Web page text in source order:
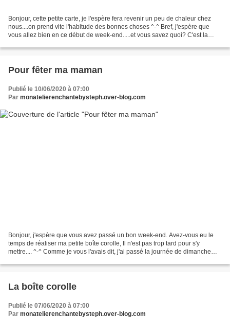
Bonjour, cette petite carte, je l'espère fera revenir un peu de chaleur chez
nous....on prend vite l'habitude des bonnes choses ^-^ Bref, j'espère que
vous allez bien en ce début de week-end.....et vous savez quoi? C'est la
Pour fêter ma maman
Publié le 10/06/2020 à 07:00
Par monatelierenchantebysteph.over-blog.com
Bonjour, j'espère que vous avez passé un bon week-end. Avez-vous eu le
temps de réaliser ma petite boîte corolle, Il n'est pas trop tard pour s'y
mettre.... ^-^ Comme je vous l'avais dit, j'ai passé la journée de dimanche
La boîte corolle
Publié le 07/06/2020 à 07:00
Par monatelierenchantebysteph.over-blog.com